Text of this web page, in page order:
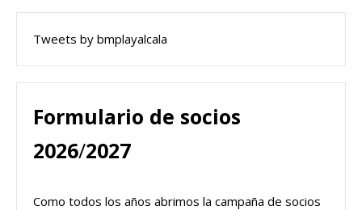
Tweets by bmplayalcala
Formulario de socios
2026/2027
Como todos los años abrimos la campaña de socios